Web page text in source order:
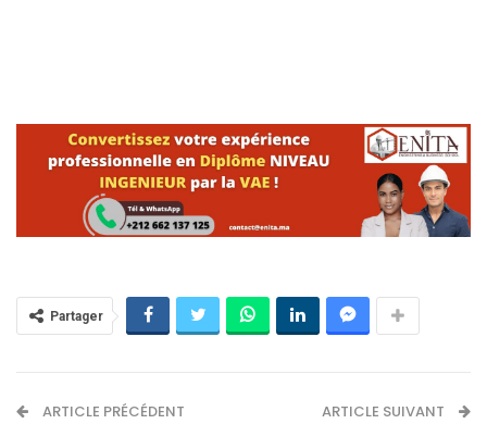
Partager
ARTICLE PRÉCÉDENT ARTICLE SUIVANT